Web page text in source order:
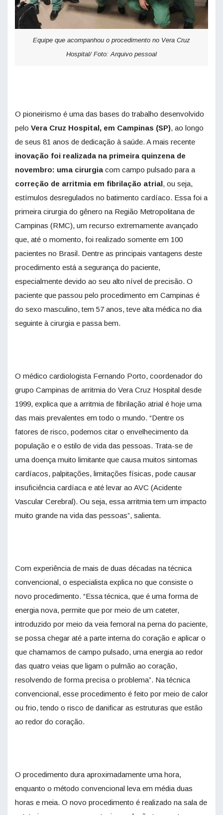
Equipe que acompanhou o procedimento no Vera Cruz
Hospital/ Foto: Arquivo pessoal
O pioneirismo é uma das bases do trabalho desenvolvido
pelo Vera Cruz Hospital, em Campinas (SP), ao longo
de seus 81 anos de dedicação à saúde. A mais recente
inovação foi realizada na primeira quinzena de
novembro: uma cirurgia com campo pulsado para a
correção de arritmia em fibrilação atrial, ou seja,
estímulos desregulados no batimento cardíaco. Essa foi a
primeira cirurgia do gênero na Região Metropolitana de
Campinas (RMC), um recurso extremamente avançado
que, até o momento, foi realizado somente em 100
pacientes no Brasil. Dentre as principais vantagens deste
procedimento está a segurança do paciente,
especialmente devido ao seu alto nível de precisão. O
paciente que passou pelo procedimento em Campinas é
do sexo masculino, tem 57 anos, teve alta médica no dia
seguinte à cirurgia e passa bem.
O médico cardiologista Fernando Porto, coordenador do
grupo Campinas de arritmia do Vera Cruz Hospital desde
1999, explica que a arritmia de fibrilação atrial é hoje uma
das mais prevalentes em todo o mundo. “Dentre os
fatores de risco, podemos citar o envelhecimento da
população e o estilo de vida das pessoas. Trata-se de
uma doença muito limitante que causa muitos sintomas
cardíacos, palpitações, limitações físicas, pode causar
insuficiência cardíaca e até levar ao AVC (Acidente
Vascular Cerebral). Ou seja, essa arritmia tem um impacto
muito grande na vida das pessoas”, salienta.
Com experiência de mais de duas décadas na técnica
convencional, o especialista explica no que consiste o
novo procedimento. “Essa técnica, que é uma forma de
energia nova, permite que por meio de um cateter,
introduzido por meio da veia femoral na perna do paciente,
se possa chegar até a parte interna do coração e aplicar o
que chamamos de campo pulsado, uma energia ao redor
das quatro veias que ligam o pulmão ao coração,
resolvendo de forma precisa o problema”. Na técnica
convencional, esse procedimento é feito por meio de calor
ou frio, tendo o risco de danificar as estruturas que estão
ao redor do coração.
O procedimento dura aproximadamente uma hora,
enquanto o método convencional leva em média duas
horas e meia. O novo procedimento é realizado na sala de